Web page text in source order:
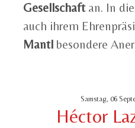
Gesellschaftan. In
auch ihrem
Mantl besondere
Samstag, 06
Héctor